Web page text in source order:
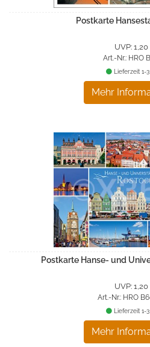
Postkarte
UVP:
Art.-Nr.: HRO
Mehr
Lieferzeit 1-3
Postkarte Hanse- und
UVP:
Art.-Nr.: HRO
Mehr
Lieferzeit 1-3